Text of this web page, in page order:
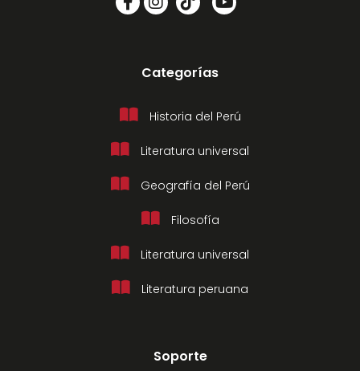
Categorías
Historia del Perú
Literatura universal
Geografía del Perú
Filosofía
Literatura universal
Literatura peruana
Soporte